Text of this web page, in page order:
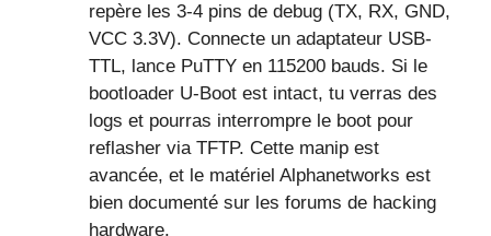
repère les 3-4 pins de debug (TX, RX, GND,
VCC 3.3V). Connecte un adaptateur USB-
TTL, lance PuTTY en 115200 bauds. Si le
bootloader U-Boot est intact, tu verras des
logs et pourras interrompre le boot pour
reflasher via TFTP. Cette manip est
avancée, et le matériel Alphanetworks est
bien documenté sur les forums de hacking
hardware.